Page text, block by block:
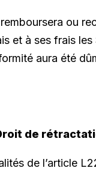
ou
et à ses frais
aura été
de
de l’article